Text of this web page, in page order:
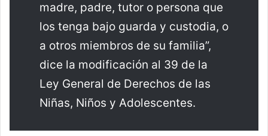
madre, padre, tutor o persona que
los tenga bajo guarda y custodia, o
a otros miembros de su familia”,
dice la modificación al 39 de la
Ley General de Derechos de las
Niñas, Niños y Adolescentes.